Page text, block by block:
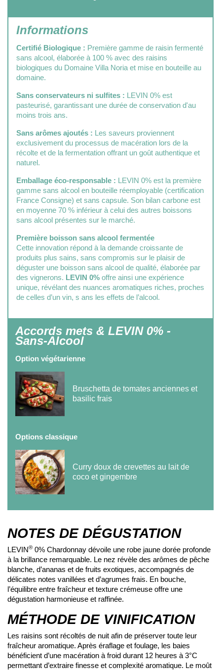
Informations
Certifié Biologique : Première gamme de raisin fermenté
sans alcool, élaborée à 100 % avec des raisins
biologiques du Domaine Villa Noria et mise en bouteille au
domaine.
Sans conservateurs ni sulfites : LEVIN 0% est
pasteurisé, garantissant une durée de conservation d'au
moins trois ans.
Sans arômes ajoutés : Les saveurs proviennent
exclusivement du processus de macération lors de la
récolte et de la fermentation offrant un goût authentique et
naturel.
Emballage éco-responsable : LEVIN 0% est la première
gamme sans alcool en bouteille réemployable (certification
France Consigne) et sans capsule. Son bilan carbone est
en moyenne 70 % inférieur à celui des autres boissons
sans alcool présentes sur le marché.
Première boisson sans alcool fermentée
Cette innovation répond à la demande croissante de
produits plus sains, sans compromis sur le plaisir de
déguster une boisson sans alcool de qualité, élaborée par
des vignerons. LEVIN 0% offre ainsi une expérience
unique, révélant des nuances aromatiques riches, proches
de celles d’un vin, s ans les effets de l’alcool.
Accords mets & LEVIN 0% -
Sans-Alcool
Option végétarienne
Bruschetta de tomates anciennes et
basilic frais
Options classique
Curry doux de crevettes au lait de
coco et gingembre
NOTES DE DÉGUSTATION
LEVIN® 0% Chardonnay dévoile une robe jaune dorée profonde
à la brillance remarquable. Le nez révèle des arômes de pêche
blanche, d’ananas et de fruits exotiques, accompagnés de
délicates notes vanillées et d’agrumes frais. En bouche,
l’équilibre entre fraîcheur et texture crémeuse offre une
dégustation harmonieuse et raffinée.
MÉTHODE DE VINIFICATION
Les raisins sont récoltés de nuit afin de préserver toute leur
fraîcheur aromatique. Après éraflage et foulage, les baies
bénéficient d’une macération à froid durant 12 heures à 3°C
permettant d’extraire finesse et complexité aromatique. Le moût